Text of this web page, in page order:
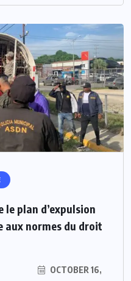
plan d’expulsion
aux normes du droit
OCTOBER 16,